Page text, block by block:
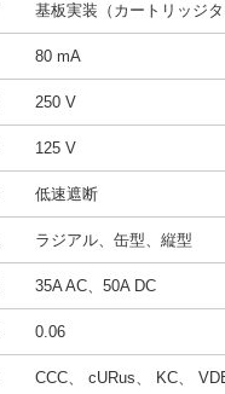
基板実装（カートリッジタ
80 mA
250 V
125 V
低速遮断
ラジアル、缶型、縦型
35A AC、50A DC
0.06
CCC、 cURus、 KC、